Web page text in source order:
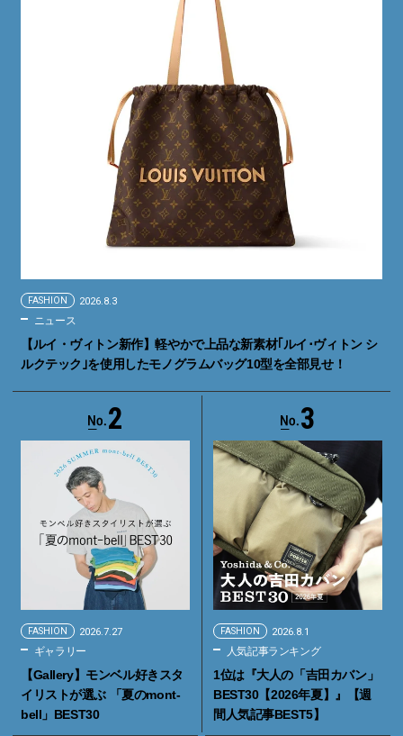
FASHION 2026.8.3
ニュース
【ルイ・ヴィトン新作】軽やかで上品な新素材｢ルイ･ヴィトン シ
ルクテック｣を使用したモノグラムバッグ10型を全部見せ！
2
FASHION 2026.7.27
ギャラリー
【Gallery】モンベル好きスタ
イリストが選ぶ 「夏のmont-
bell」BEST30
3
FASHION 2026.8.1
人気記事ランキング
1位は『大人の「吉田カバン」
BEST30【2026年夏】』【週
間人気記事BEST5】